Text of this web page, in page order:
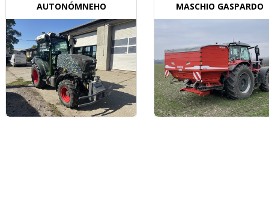
AUTONÓMNEHO
TRAKTORU V SADOCH
MASCHIO GASPARDO